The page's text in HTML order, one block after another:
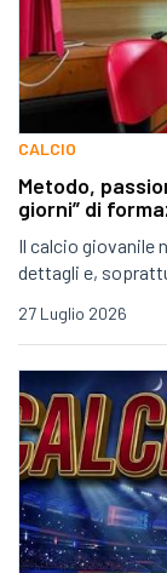
CALCIO
Metodo,
giorni” di
Il calcio giovanile
dettagli e,
27 Luglio 2026